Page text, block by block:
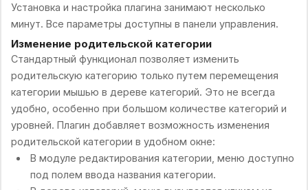
Установка и настройка плагина занимают несколько
минут. Все параметры доступны в панели управления.
Изменение родительской категории
Стандартный функционал позволяет изменить
родительскую категорию только путем перемещения
категории мышью в дереве категорий. Это не всегда
удобно, особенно при большом количестве категорий и
уровней. Плагин добавляет возможность изменения
родительской категории в удобном окне:
В модуле редактирования категории, меню доступно
под полем ввода названия категории.